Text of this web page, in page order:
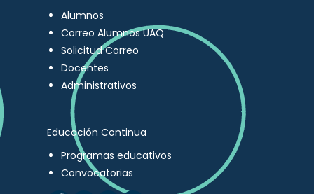
Alumnos
Correo Alumnos UAQ
Solicitud Correo
Docentes
Administrativos
Educación Continua
Programas educativos
Convocatorias